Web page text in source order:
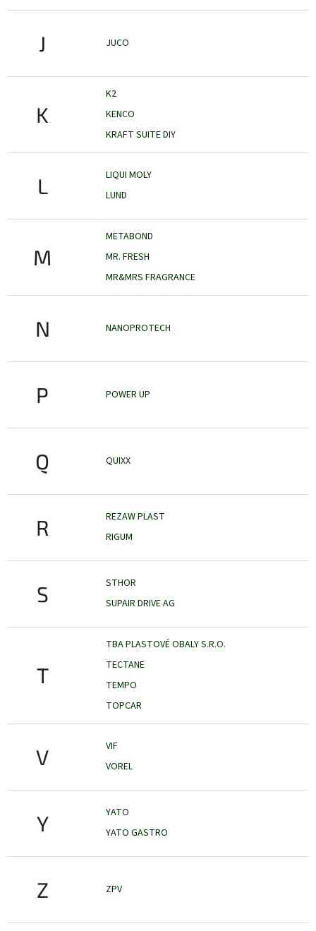
J JUCO
K
K2
KENCO
KRAFT SUITE DIY
L
LIQUI MOLY
LUND
M
METABOND
MR. FRESH
MR&MRS FRAGRANCE
N NANOPROTECH
P POWER UP
Q QUIXX
R
REZAW PLAST
RIGUM
S
STHOR
SUPAIR DRIVE AG
T
TBA PLASTOVÉ OBALY S.R.O.
TECTANE
TEMPO
TOPCAR
V
VIF
VOREL
Y
YATO
YATO GASTRO
Z ZPV